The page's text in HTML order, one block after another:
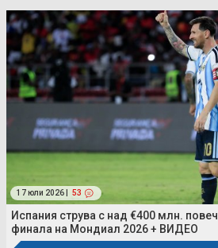
17 юли 2026 | 53
Испания струва с над €400 млн.
финала на Мондиал 2026 + ВИДЕО